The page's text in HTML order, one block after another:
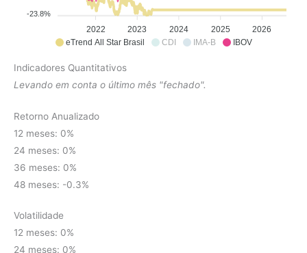
eTrend All Star Brasil CDI IMA-B IBOV
-23.8%
2022 2023 2024 2025 2026
Indicadores Quantitativos
Levando em conta o último mês "fechado".
Retorno Anualizado
12 meses: 0%
24 meses: 0%
36 meses: 0%
48 meses: -0.3%
Volatilidade
12 meses: 0%
24 meses: 0%